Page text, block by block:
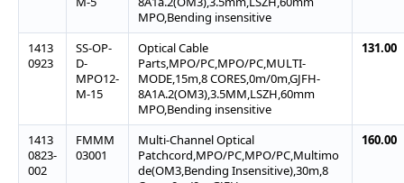
MPO,Bending insensitive
1413
0923
SS-OP-
D-
MPO12-
M-15
Optical Cable
Parts,MPO/PC,MPO/PC,MULTI-
MODE,15m,8 CORES,0m/0m,GJFH-
8A1A.2(OM3),3.5MM,LSZH,60mm
MPO,Bending insensitive
131.00
1413
0823-
002
FMMM
03001
Multi-Channel Optical
Patchcord,MPO/PC,MPO/PC,Multimo
de(OM3,Bending Insensitive),30m,8
160.00